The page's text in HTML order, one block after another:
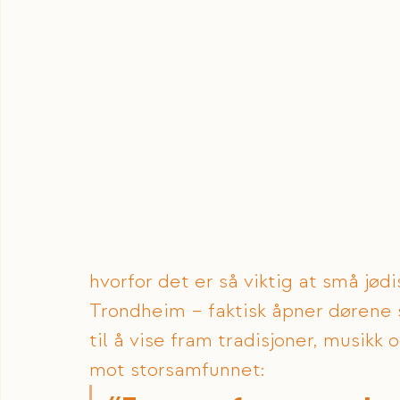
hvorfor det er så viktig at små
Trondheim – faktisk åpner
til å vise fram tradisjoner, musikk
mot storsamfunnet: